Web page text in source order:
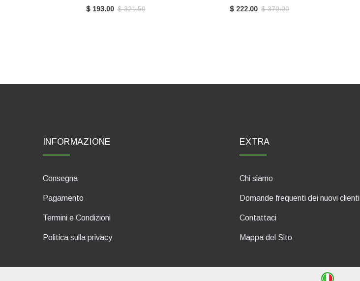
$ 193.00 $ 321.50 $ 222.00 $ 370.00
INFORMAZIONE
Consegna
Pagamento
Termini e Condizioni
Politica sulla privacy
EXTRA
Chi siamo
Domande frequenti dei nuovi clienti
Contattaci
Mappa del Sito